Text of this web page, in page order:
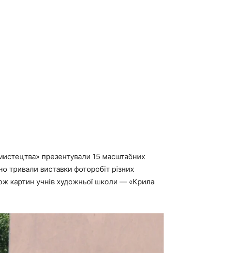
презентували 15 масштабних
виставки фоторобіт різних
картин учнів художньої школи — «Крила